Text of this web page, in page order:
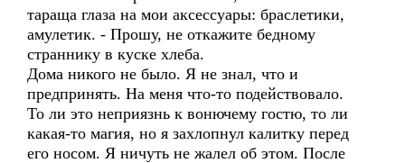
тараща глаза на мои аксессуары: браслетики,
амулетик. - Прошу, не откажите бедному
страннику в куске хлеба.
Дома никого не было. Я не знал, что и
предпринять. На меня что-то подействовало.
То ли это неприязнь к вонючему гостю, то ли
какая-то магия, но я захлопнул калитку перед
его носом. Я ничуть не жалел об этом. После